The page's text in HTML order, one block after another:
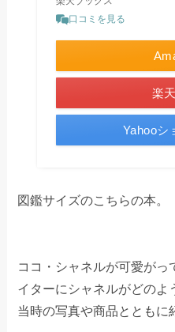
口コミを見る
楽
Yahooシ
図鑑サイズのこちらの本。
ココ・シャネルが可愛がっ
イターにシャネルがどのよ
当時の写真や商品とともに